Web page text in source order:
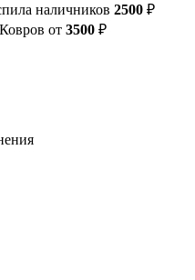
наличников 2500 ₽
от 3500 ₽